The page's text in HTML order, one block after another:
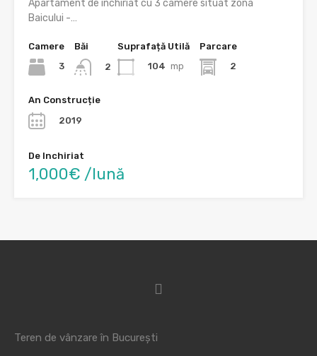
Apartament de inchiriat cu 3 camere situat zona
Baicului -…
Camere
3
Băi
2
Suprafață Utilă
104 mp
Parcare
2
An Construcție
2019
De Inchiriat
1,000€ /lună
Teren de vânzare în București